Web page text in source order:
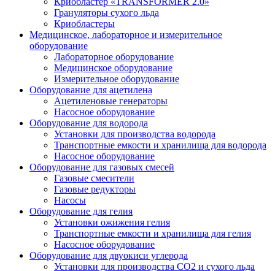
Грануляторы сухого льда
Криобластеры
Медицинское, лабораторное и измерительное
оборудование
Лабораторное оборудование
Медицинское оборудование
Измерительное оборудование
Оборудование для ацетилена
Ацетиленовые генераторы
Насосное оборудование
Оборудование для водорода
Установки для производства водорода
Транспортные емкости и хранилища для водорода
Насосное оборудование
Оборудование для газовых смесей
Газовые смесители
Газовые редукторы
Насосы
Оборудование для гелия
Установки ожижения гелия
Транспортные емкости и хранилища для гелия
Насосное оборудование
Оборудование для двуокиси углерода
Установки для производства СО2 и сухого льда